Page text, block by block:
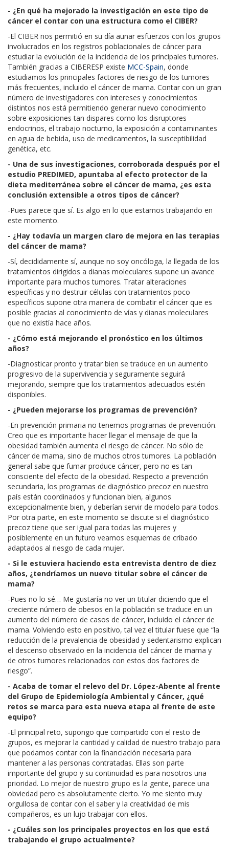
- ¿En qué ha mejorado la investigación en este tipo de
cáncer el contar con una estructura como el CIBER?
-El CIBER nos permitió en su día aunar esfuerzos con los grupos
involucrados en los registros poblacionales de cáncer para
estudiar la evolución de la incidencia de los principales tumores.
También gracias a CIBERESP existe MCC-Spain, donde
estudiamos los principales factores de riesgo de los tumores
más frecuentes, incluido el cáncer de mama. Contar con un gran
número de investigadores con intereses y conocimientos
distintos nos está permitiendo generar nuevo conocimiento
sobre exposiciones tan dispares como los disruptores
endocrinos, el trabajo nocturno, la exposición a contaminantes
en agua de bebida, uso de medicamentos, la susceptibilidad
genética, etc.
- Una de sus investigaciones, corroborada después por el
estudio PREDIMED, apuntaba al efecto protector de la
dieta mediterránea sobre el cáncer de mama, ¿es esta
conclusión extensible a otros tipos de cáncer?
-Pues parece que sí. Es algo en lo que estamos trabajando en
este momento.
- ¿Hay todavía un margen claro de mejora en las terapias
del cáncer de mama?
-Sí, decididamente sí, aunque no soy oncóloga, la llegada de los
tratamientos dirigidos a dianas moleculares supone un avance
importante para muchos tumores. Tratar alteraciones
específicas y no destruir células con tratamientos poco
específicos supone otra manera de combatir el cáncer que es
posible gracias al conocimiento de vías y dianas moleculares
que no existía hace años.
- ¿Cómo está mejorando el pronóstico en los últimos
años?
-Diagnosticar pronto y tratar bien se traduce en un aumento
progresivo de la supervivencia y seguramente seguirá
mejorando, siempre que los tratamientos adecuados estén
disponibles.
- ¿Pueden mejorarse los programas de prevención?
-En prevención primaria no tenemos programas de prevención.
Creo que es importante hacer llegar el mensaje de que la
obesidad también aumenta el riesgo de cáncer. No sólo de
cáncer de mama, sino de muchos otros tumores. La población
general sabe que fumar produce cáncer, pero no es tan
consciente del efecto de la obesidad. Respecto a prevención
secundaria, los programas de diagnóstico precoz en nuestro
país están coordinados y funcionan bien, algunos
excepcionalmente bien, y deberían servir de modelo para todos.
Por otra parte, en este momento se discute si el diagnóstico
precoz tiene que ser igual para todas las mujeres y
posiblemente en un futuro veamos esquemas de cribado
adaptados al riesgo de cada mujer.
- Si le estuviera haciendo esta entrevista dentro de diez
años, ¿tendríamos un nuevo titular sobre el cáncer de
mama?
-Pues no lo sé… Me gustaría no ver un titular diciendo que el
creciente número de obesos en la población se traduce en un
aumento del número de casos de cáncer, incluido el cáncer de
mama. Volviendo esto en positivo, tal vez el titular fuese que “la
reducción de la prevalencia de obesidad y sedentarismo explican
el descenso observado en la incidencia del cáncer de mama y
de otros tumores relacionados con estos dos factores de
riesgo”.
- Acaba de tomar el relevo del Dr. López-Abente al frente
del Grupo de Epidemiología Ambiental y Cáncer, ¿qué
retos se marca para esta nueva etapa al frente de este
equipo?
-El principal reto, supongo que compartido con el resto de
grupos, es mejorar la cantidad y calidad de nuestro trabajo para
que podamos contar con la financiación necesaria para
mantener a las personas contratadas. Ellas son parte
importante del grupo y su continuidad es para nosotros una
prioridad. Lo mejor de nuestro grupo es la gente, parece una
obviedad pero es absolutamente cierto. Yo me siento muy
orgullosa de contar con el saber y la creatividad de mis
compañeros, es un lujo trabajar con ellos.
- ¿Cuáles son los principales proyectos en los que está
trabajando el grupo actualmente?